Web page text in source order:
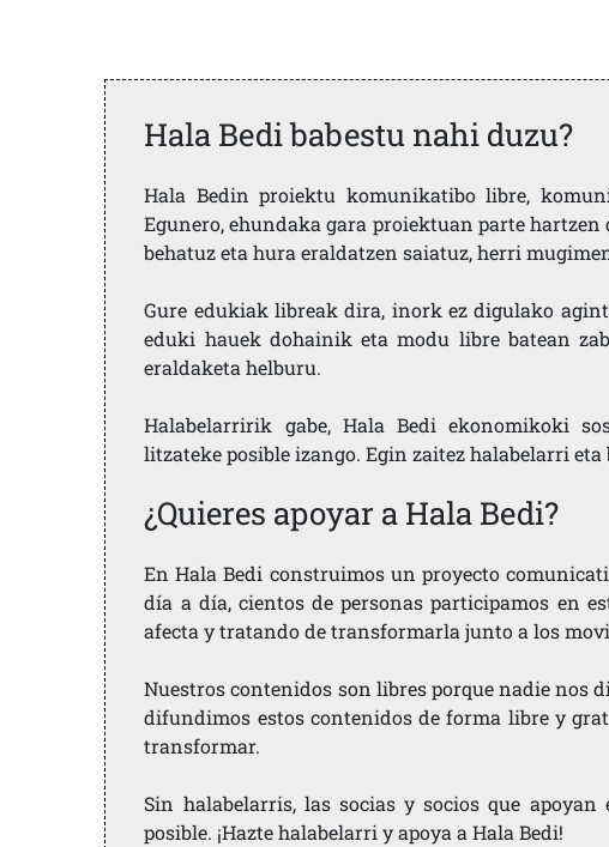
Hala Bedi babestu nahi duzu?
Hala Bedin proiektu komunikatibo libre,
Egunero, ehundaka gara proiektuan parte
behatuz eta hura eraldatzen saiatuz, herri
Gure edukiak libreak dira, inork ez digulako
eduki hauek dohainik eta modu libre batean
eraldaketa helburu.
Halabelarririk gabe, Hala Bedi ekonomikoki
litzateke posible izango. Egin zaitez halabelarri eta
¿Quieres apoyar a Hala Bedi?
En Hala Bedi construimos un proyecto
día a día, cientos de personas participamos en
afecta y tratando de transformarla junto a los
Nuestros contenidos son libres porque nadie nos
difundimos estos contenidos de forma libre y
transformar.
Sin halabelarris, las socias y socios que
posible. ¡Hazte halabelarri y apoya a Hala Bedi!